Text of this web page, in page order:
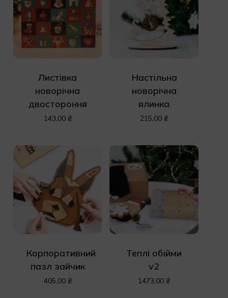
Листівка
новорічна
двостороння
143,00 ₴
Настільна
новорічна
ялинка
215,00 ₴
Корпоративний
пазл зайчик
405,00 ₴
Теплі обійми
v2
1473,00 ₴